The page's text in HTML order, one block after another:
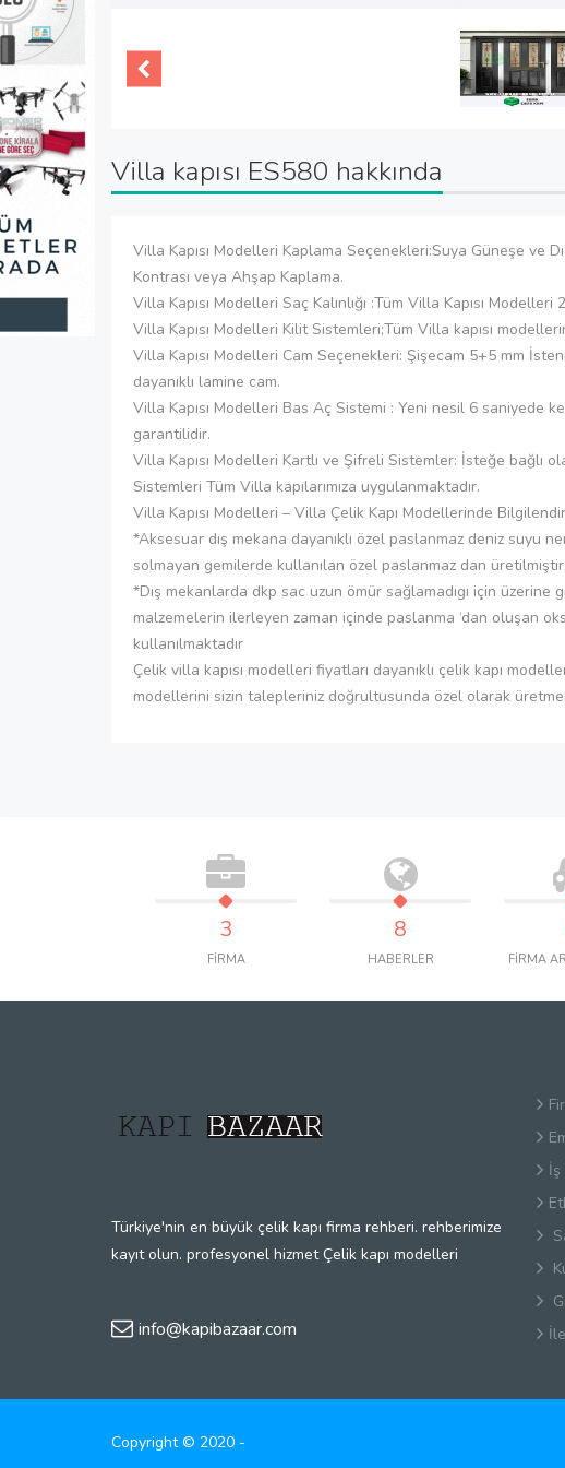
Villa kapısı ES580 hakkında
Villa Kapısı Modelleri Kaplama Seçenekleri:Suya Güneşe ve
Kontrası veya Ahşap Kaplama.
Villa Kapısı Modelleri Saç Kalınlığı :Tüm Villa Kapısı Modelleri
Villa Kapısı Modelleri Kilit Sistemleri;Tüm Villa kapısı
Villa Kapısı Modelleri Cam Seçenekleri: Şişecam 5+5 mm
dayanıklı lamine cam.
Villa Kapısı Modelleri Bas Aç Sistemi : Yeni nesil 6 saniyede
garantilidir.
Villa Kapısı Modelleri Kartlı ve Şifreli Sistemler: İsteğe bağlı
Sistemleri Tüm Villa kapılarımıza uygulanmaktadır.
Villa Kapısı Modelleri – Villa Çelik Kapı Modellerinde
*Aksesuar dış mekana dayanıklı özel paslanmaz deniz suyu
solmayan gemilerde kullanılan özel paslanmaz dan üretilmiştir.
*Dış mekanlarda dkp sac uzun ömür sağlamadıgı için
malzemelerin ilerleyen zaman içinde paslanma ‘dan oluşan
kullanılmaktadır
Çelik villa kapısı modelleri fiyatları dayanıklı çelik kapı
modellerini sizin talepleriniz doğrultusunda özel olarak
3
FİRMA
8
HABERLER FİRMA
Türkiye'nin en büyük çelik kapı firma rehberi. rehberimize
kayıt olun. profesyonel hizmet Çelik kapı modelleri
info@kapibazaar.com
İş
Copyright © 2020 -